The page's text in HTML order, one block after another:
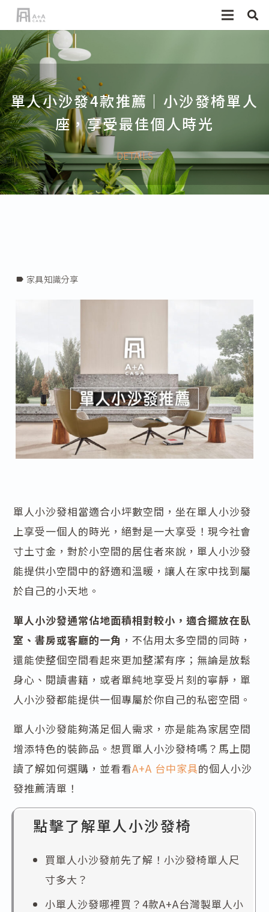
單人小沙發4款推薦｜小沙發椅單人
座，享受最佳個人時光
DETAILS
label 家具知識分享
單人小沙發相當適合小坪數空間，坐在單人小沙發
上享受一個人的時光，絕對是一大享受！現今社會
寸土寸金，對於小空間的居住者來說，單人小沙發
能提供小空間中的舒適和溫暖，讓人在家中找到屬
於自己的小天地。
單人小沙發通常佔地面積相對較小，適合擺放在臥
室、書房或客廳的一角 ，不佔用太多空間的同時，
還能使整個空間看起來更加整潔有序；無論是放鬆
身心、閱讀書籍，或者單純地享受片刻的寧靜，單
人小沙發都能提供一個專屬於你自己的私密空間。
單人小沙發能夠滿足個人需求，亦是能為家居空間
增添特色的裝飾品。想買單人小沙發椅嗎？馬上閱
讀了解如何選購，並看看A+A 台中家具的個人小沙
發推薦清單！
點擊了解單人小沙發椅
買單人小沙發前先了解！小沙發椅單人尺
寸多大？
小單人沙發哪裡買？4款A+A台灣製單人小